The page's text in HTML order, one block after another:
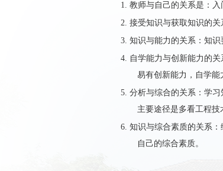
1.教师与自己的关系是：入
2.接受知识与获取知识的
3.知识与能力的关系：知识
4. 自学能力与创新能力的
易有创新能力，自学能
5.分析与综合的关系：学
主要途径是多看工程技
6.知识与综合素质的关系
自己的综合素质。